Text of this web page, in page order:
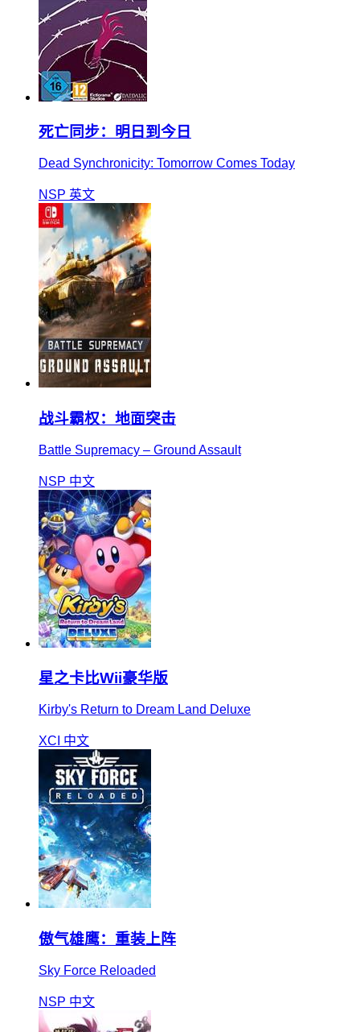
死亡同步：明日到今日
Dead Synchronicity: Tomorrow Comes Today
NSP 英文
战斗霸权：地面突击
Battle Supremacy – Ground Assault
NSP 中文
星之卡比Wii豪华版
Kirby's Return to Dream Land Deluxe
XCI 中文
傲气雄鹰：重装上阵
Sky Force Reloaded
NSP 中文